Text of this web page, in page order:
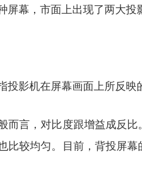
屏幕，市面上出现了两大
影机在屏幕画面上所反
而言，对比度跟增益成反
比较均匀。目前，背投屏